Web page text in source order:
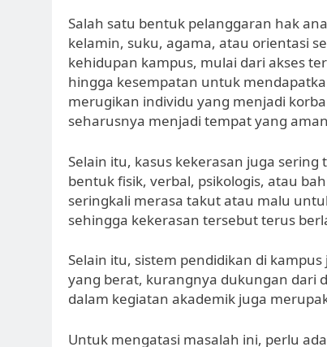
Salah satu bentuk pelanggaran hak
kelamin, suku, agama, atau orientasi
kehidupan kampus, mulai dari akses
hingga kesempatan untuk
merugikan individu yang menjadi
seharusnya menjadi tempat yang
Selain itu, kasus kekerasan juga
bentuk fisik, verbal, psikologis, atau
seringkali merasa takut atau malu
sehingga kekerasan tersebut terus
Selain itu, sistem pendidikan di
yang berat, kurangnya dukungan dari
dalam kegiatan akademik juga
Untuk mengatasi masalah ini, perlu